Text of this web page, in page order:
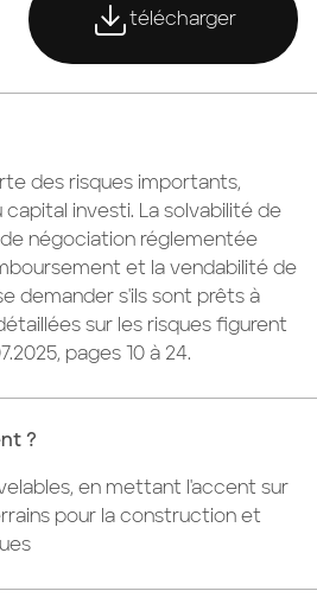
télécharger
des risques importants,
investi. La solvabilité de
négociation réglementée
et la vendabilité de
demander s'ils sont prêts à
sur les risques figurent
pages 10 à 24.
?
en mettant l'accent sur
pour la construction et